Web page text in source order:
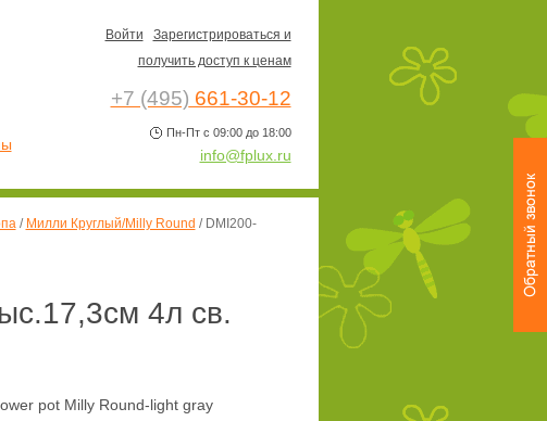
/ Милли Круглый/Milly Round / DMI200-
4л св.
pot Milly Round-light gray
Войти
Зарегистрироваться и
получить доступ к ценам
+7 (495) 661-30-12
Пн-Пт с 09:00 до 18:00
info@fplux.ru